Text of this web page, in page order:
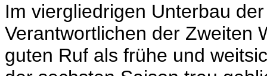
Im viergliedrigen Unterbau
Verantwortlichen der Zweiten
guten Ruf als frühe und